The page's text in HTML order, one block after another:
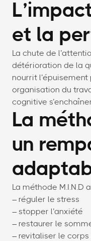
et la
La chute de
détérioration de la
nourrit l’épuisement
organisation du
cognitive
La
un
La méthode M.I.N.D
– réguler le stress
– stopper l’anxiété
– restaurer le
– revitaliser le corps